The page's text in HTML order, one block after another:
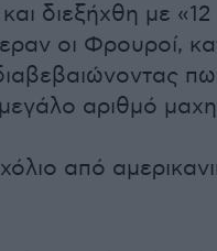
διεξήχθη με
οι Φρουροί,
αριθμό
από